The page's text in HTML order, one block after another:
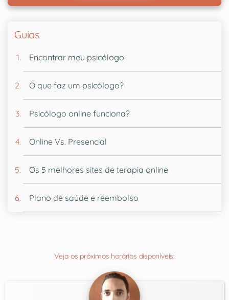
Guias
Encontrar meu psicólogo
O que faz um psicólogo?
Psicólogo online funciona?
Online Vs. Presencial
Os 5 melhores sites de terapia online
Plano de saúde e reembolso
Veja os próximos horários disponíveis: